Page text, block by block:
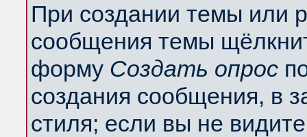
При создании темы или
сообщения темы
форму Создать опрос
создания сообщения, в
стиля; если вы не